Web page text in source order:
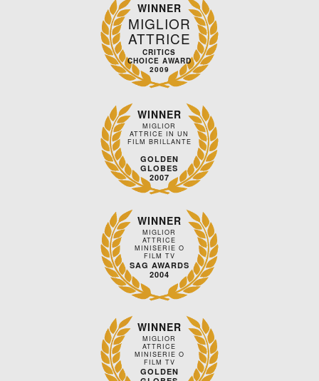
WINNER
MIGLIOR
ATTRICE
CRITICS
CHOICE AWARD
2009
WINNER
MIGLIOR
ATTRICE IN UN
FILM BRILLANTE
GOLDEN
GLOBES
2007
WINNER
MIGLIOR
ATTRICE
MINISERIE O
FILM TV
SAG AWARDS
2004
WINNER
MIGLIOR
ATTRICE
MINISERIE O
FILM TV
GOLDEN